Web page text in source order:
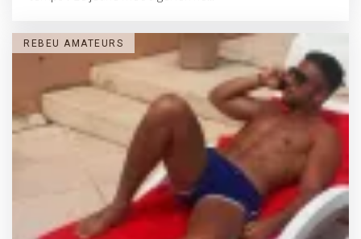
REBEU AMATEURS